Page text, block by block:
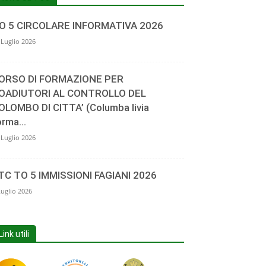
5 CIRCOLARE INFORMATIVA 2026
2026
DI FORMAZIONE PER
AL CONTROLLO DEL
DI CITTA’ (Columba livia
2026
TO 5 IMMISSIONI FAGIANI 2026
2026
Link utili